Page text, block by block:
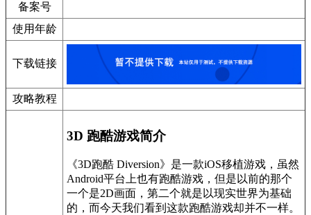
备案号
使用年龄
下载链接
攻略教程
3D 跑酷游戏简介
《3D跑酷 Diversion》是一款iOS移植游戏，虽然
Android平台上也有跑酷游戏，但是以前的那个
一个是2D画面，第二个就是以现实世界为基础
的，而今天我们看到这款跑酷游戏却并不一样。